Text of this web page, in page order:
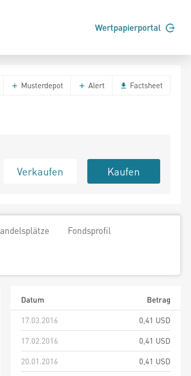
Wertpapierportal
Musterdepot Alert Factsheet
Verkaufen Kaufen
Fondsprofil
Datum
Betrag
17.03.2016
0,41 USD
17.02.2016
0,41 USD
20.01.2016
0,41 USD